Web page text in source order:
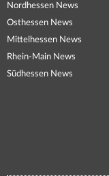
Nordhessen News
Osthessen News
Mittelhessen News
Rhein-Main News
Südhessen News